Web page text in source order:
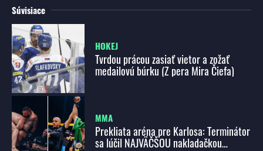
Súvisiace
HOKEJ
Tvrdou prácou zasiať vietor a zožať
medailovú búrku (Z pera Mira Čiefa)
MMA
Prekliata aréna pre Karlosa: Terminátor
sa lúčil NAJVÄČŠOU nakladačkou